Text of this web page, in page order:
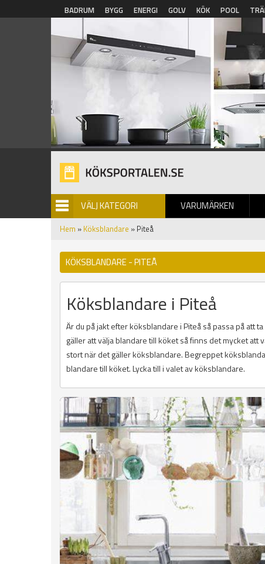
Hoppa till huvudinnehåll
BADRUM BYGG ENERGI GOLV KÖK POOL
VÄLJ KATEGORI VARUMÄRKEN
BILDGALLERI
Hem » Köksblandare » Piteå
KÖKSBLANDARE - PITEÅ
Köksblandare i Piteå
Är du på jakt efter köksblandare i Piteå så passa på att
gäller att välja blandare till köket så finns det mycket att
stort när det gäller köksblandare. Begreppet
blandare till köket. Lycka till i valet av köksblandare.